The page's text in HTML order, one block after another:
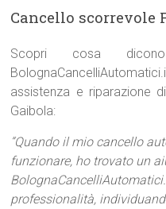
Cancello scorrevole
Scopri cosa
assistenza e riparazione
Gaibola:
“Quando il mio cancello
funzionare, ho trovato un
professionalità,